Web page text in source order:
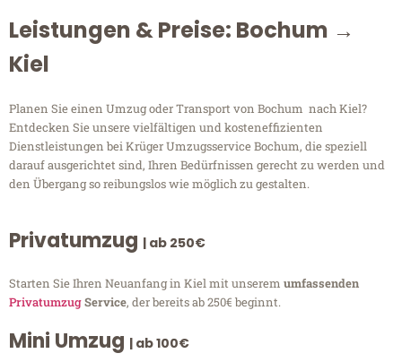
Leistungen & Preise: Bochum →
Kiel
Planen Sie einen Umzug oder Transport von Bochum nach Kiel?
Entdecken Sie unsere vielfältigen und kosteneffizienten
Dienstleistungen bei Krüger Umzugsservice Bochum, die speziell
darauf ausgerichtet sind, Ihren Bedürfnissen gerecht zu werden und
den Übergang so reibungslos wie möglich zu gestalten.
Privatumzug | ab 250€
Starten Sie Ihren Neuanfang in Kiel mit unserem umfassenden
PrivatumzugService, der bereits ab 250€ beginnt.
Mini Umzug | ab 100€